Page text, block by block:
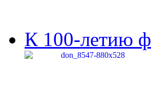
К 100-летию